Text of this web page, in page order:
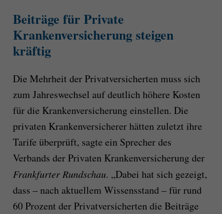
Beiträge für Private
Krankenversicherung steigen
kräftig
Die Mehrheit der Privatversicherten muss sich
zum Jahreswechsel auf deutlich höhere Kosten
für die Krankenversicherung einstellen. Die
privaten Krankenversicherer hätten zuletzt ihre
Tarife überprüft, sagte ein Sprecher des
Verbands der Privaten Krankenversicherung der
Frankfurter Rundschau. „Dabei hat sich gezeigt,
dass – nach aktuellem Wissensstand – für rund
60 Prozent der Privatversicherten die Beiträge